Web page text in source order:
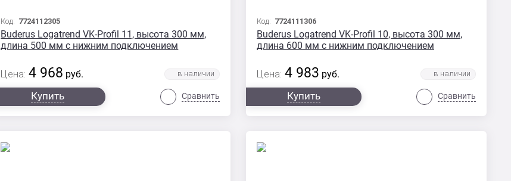
Код: 7724112305
Buderus Logatrend VK-Profil 11, высота 300 мм,
длина 500 мм с нижним подключением
Цена: 4 968 руб.
Купить Сравнить
Код: 7724111306
Buderus Logatrend VK-Profil 10, высота 300 мм,
длина 600 мм с нижним подключением
Цена: 4 983 руб.
Купить Сравнить